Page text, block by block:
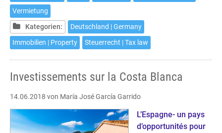
Vermietung
Kategorien:
Deutschland | Germany
Immobilien | Property
Steuerrecht | Tax law
Investissements sur la Costa Blanca
14.06.2018 von María José García Garrido
L’Espagne- un pays
d’opportunités pour